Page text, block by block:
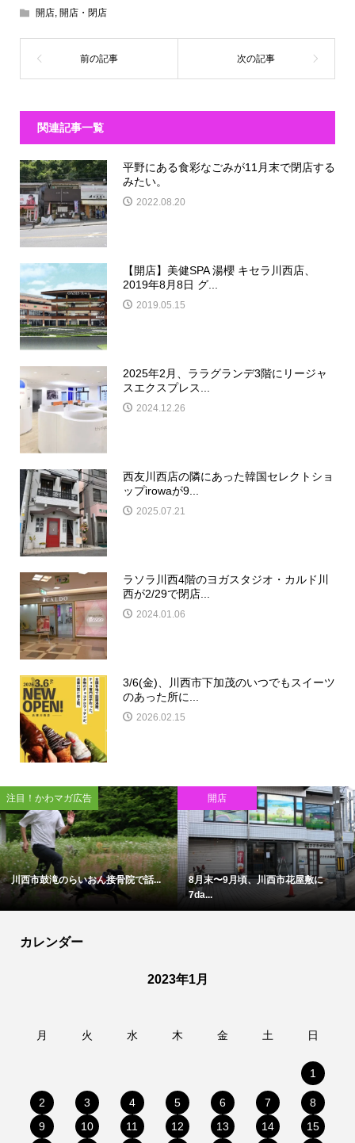
開店, 開店・閉店
関連記事一覧
平野にある食彩なごみが11月末で閉店する
みたい。
2022.08.20
【開店】美健SPA 湯櫻 キセラ川西店、
2019年8月8日 グ...
2019.05.15
2025年2月、ララグランデ3階にリージャ
スエクスプレス...
2024.12.26
西友川西店の隣にあった韓国セレクトショ
ップirowaが9...
2025.07.21
ラソラ川西4階のヨガスタジオ・カルド川
西が2/29で閉店...
2024.01.06
3/6(金)、川西市下加茂のいつでもスイーツ
のあった所に...
2026.02.15
注目！かわマガ広告
川西市鼓滝のらいおん接骨院で話...
開店
8月末〜9月頃、川西市花屋敷に
7da...
カレンダー
2023年1月
月 火 水 木 金 土 日
1
2 3 4 5 6 7
8
9
10 11 12 13 14
15